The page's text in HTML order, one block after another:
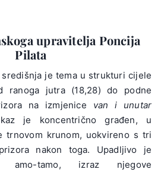
upravitelja Poncija
Pilata
je tema u strukturi cijele
ranoga jutra (18,28) do podne
na izmjenice van i unutar
je koncentrično građen, u
trnovom krunom, uokvireno s tri
nakon toga. Upadljivo je
amo-tamo, izraz njegove